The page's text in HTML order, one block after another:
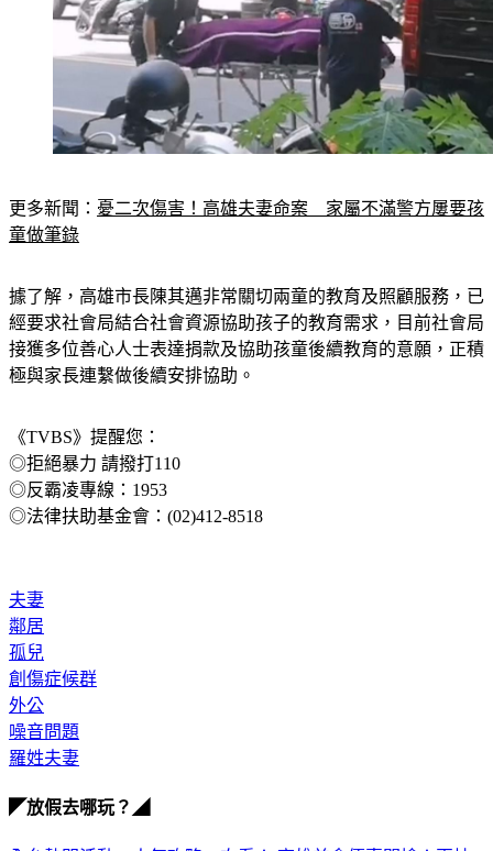
更多新聞：
據了解，高雄市長陳其邁非常關切兩童的教育及照顧服務，已
經要求社會局結合社會資源協助孩子的教育需求，目前社會局
接獲多位善心人士表達捐款及協助孩童後續教育的意願，正積
《TVBS》提醒您：
◎拒絕暴力 請撥打110
◎反霸凌專線：1953
夫妻
鄰居
孤兒
創傷症候群
外公
噪音問題